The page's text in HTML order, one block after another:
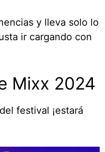
y lleva solo lo
ir cargando con
Mixx 2024
del festival ¡estará